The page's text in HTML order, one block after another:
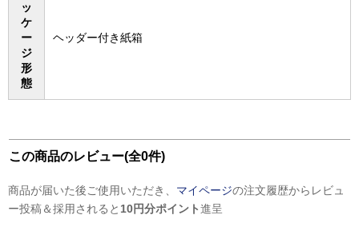
ッ
ケ
ー
ジ
形
態
ヘッダー付き紙箱
この商品のレビュー(全0件)
商品が届いた後ご使用いただき、 マイページの注文履歴からレビュ
ー投稿＆採用されると 10円分ポイント進呈